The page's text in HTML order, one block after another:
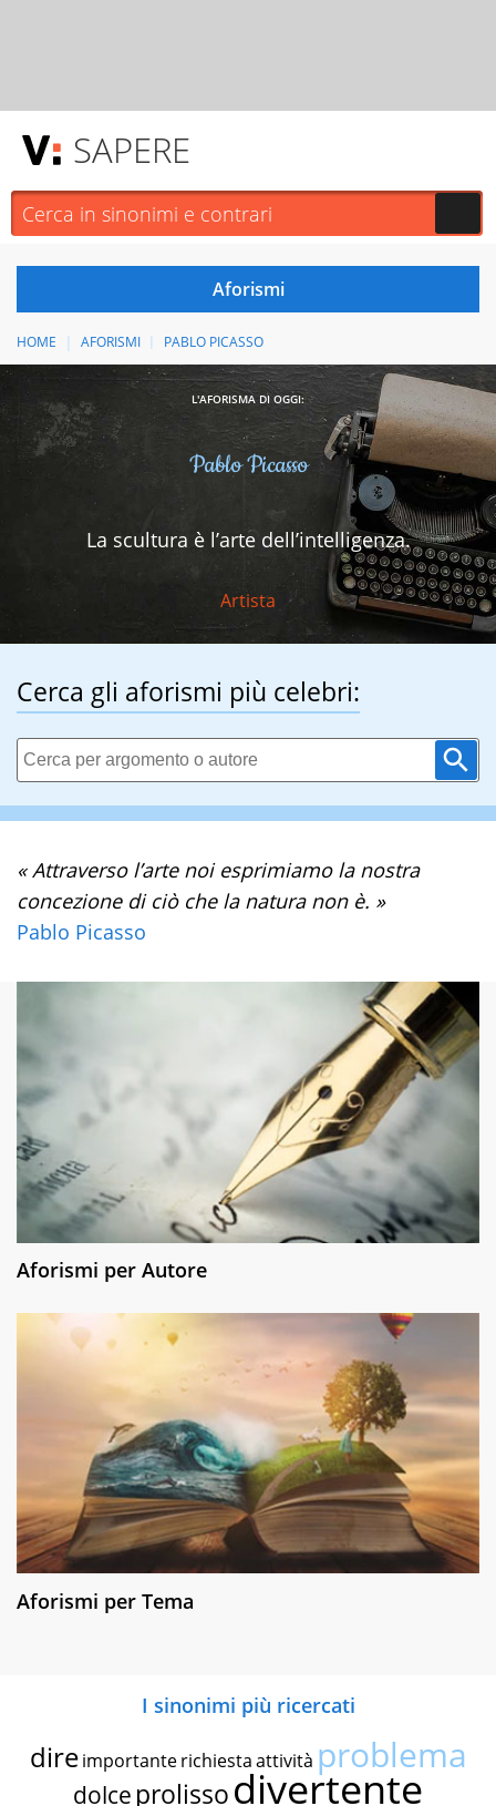
SAPERE
HOME AFORISMI PABLO PICASSO
L'AFORISMA DI OGGI:
Pablo Picasso
La scultura è l’arte dell’intelligenza.
Artista
Cerca gli aforismi più celebri:
« Attraverso l’arte noi esprimiamo la nostra
concezione di ciò che la natura non è. »
Pablo Picasso
Aforismi per Autore
Aforismi per Tema
I sinonimi più ricercati
dire importante richiestaattività problema
dolce prolissodivertente